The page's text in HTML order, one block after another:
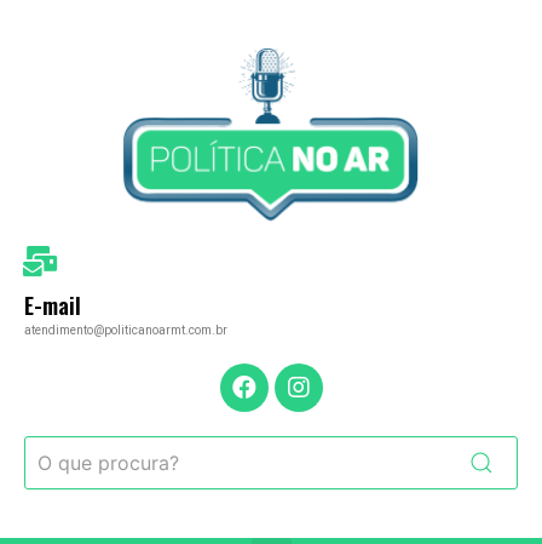
E-mail
atendimento@politicanoarmt.com.br